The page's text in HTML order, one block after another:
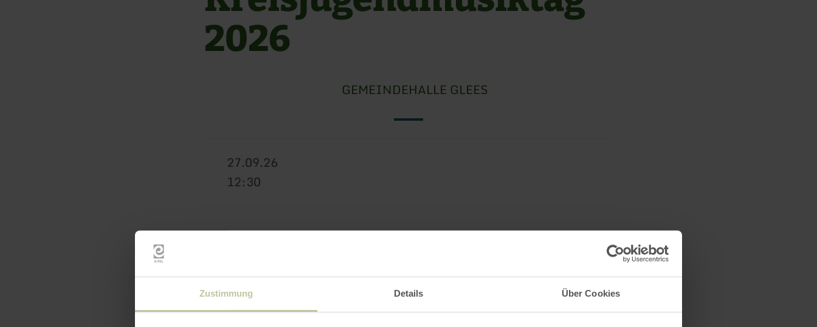
Zustimmung Details Über Cookies
2026
GEMEINDEHALLE GLEES
27.09.26
12:30
Der MV "Lyra2 Irrel richtet anlässlich des 40 jährigen Jubiläums des
vielfältiges Programm der befreundeten Jugendorchester. Der Eintritt
ist frei.